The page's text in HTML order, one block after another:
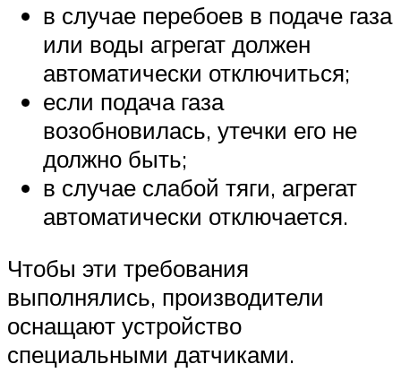
в случае перебоев в подаче газа
или воды агрегат должен
автоматически отключиться;
если подача газа
возобновилась, утечки его не
должно быть;
в случае слабой тяги, агрегат
автоматически отключается.
Чтобы эти требования
выполнялись, производители
оснащают устройство
специальными датчиками.